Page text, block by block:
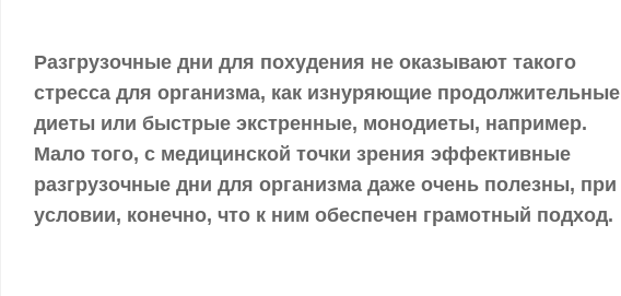
Разгрузочные дни для похудения не оказывают такого
стресса для организма, как изнуряющие продолжительные
диеты или быстрые экстренные, монодиеты, например.
Мало того, с медицинской точки зрения эффективные
разгрузочные дни для организма даже очень полезны, при
условии, конечно, что к ним обеспечен грамотный подход.